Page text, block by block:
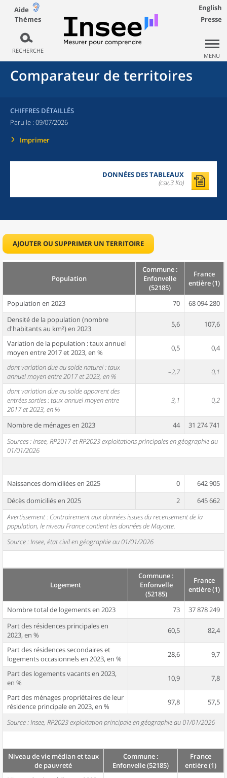
Aide
Thèmes
RECHERCHE
English
Presse
MENU
Comparateur de territoires
CHIFFRES DÉTAILLÉS
Paru le : 09/07/2026
Imprimer
DONNÉES DES TABLEAUX
(csv,3 Ko)
AJOUTER OU SUPPRIMER UN TERRITOIRE
Population
Commune :
Enfonvelle
(52185)
France
entière (1)
Population en 2023 70
68 094 280
Densité de la population (nombre
d'habitants au km²) en 2023
5,6 107,6
Variation de la population : taux annuel
moyen entre 2017 et 2023, en %
0,5 0,4
dont variation due au solde naturel : taux
annuel moyen entre 2017 et 2023, en %
–2,7 0,1
dont variation due au solde apparent des
entrées sorties : taux annuel moyen entre
2017 et 2023, en %
3,1 0,2
Nombre de ménages en 2023 44
31 274 741
Sources : Insee, RP2017 et RP2023 exploitations principales en géographie au
01/01/2026
Naissances domiciliées en 2025 0
642 905
Décès domiciliés en 2025
2
645 662
Avertissement : Contrairement aux données issues du recensement de la
population, le niveau France contient les données de Mayotte.
Source : Insee, état civil en géographie au 01/01/2026
Logement
Commune :
Enfonvelle
(52185)
France
entière (1)
Nombre total de logements en 2023 73
37 878 249
Part des résidences principales en
2023, en %
60,5 82,4
Part des résidences secondaires et
logements occasionnels en 2023, en %
28,6 9,7
Part des logements vacants en 2023,
en %
10,9 7,8
Part des ménages propriétaires de leur
résidence principale en 2023, en %
97,8 57,5
Source : Insee, RP2023 exploitation principale en géographie au 01/01/2026
Niveau de vie médian et taux
de pauvreté
Commune :
Enfonvelle (52185)
France
entière (1)